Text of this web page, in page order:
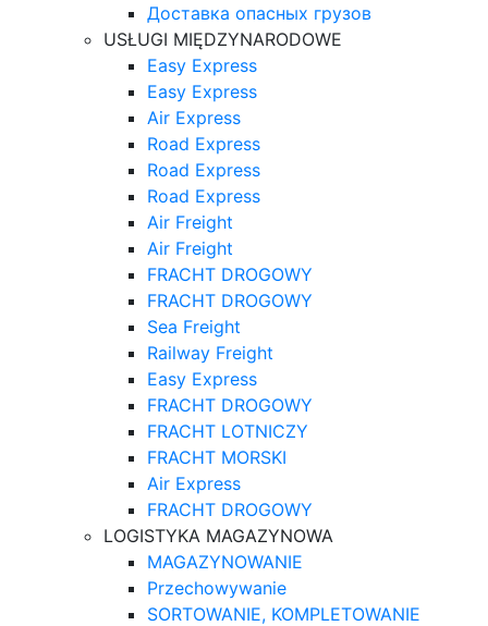
Доставка опасных грузов
USŁUGI MIĘDZYNARODOWE
Easy Express
Easy Express
Air Express
Road Express
Road Express
Road Express
Air Freight
Air Freight
FRACHT DROGOWY
FRACHT DROGOWY
Sea Freight
Railway Freight
Easy Express
FRACHT DROGOWY
FRACHT LOTNICZY
FRACHT MORSKI
Air Express
FRACHT DROGOWY
LOGISTYKA MAGAZYNOWA
MAGAZYNOWANIE
Przechowywanie
SORTOWANIE, KOMPLETOWANIE